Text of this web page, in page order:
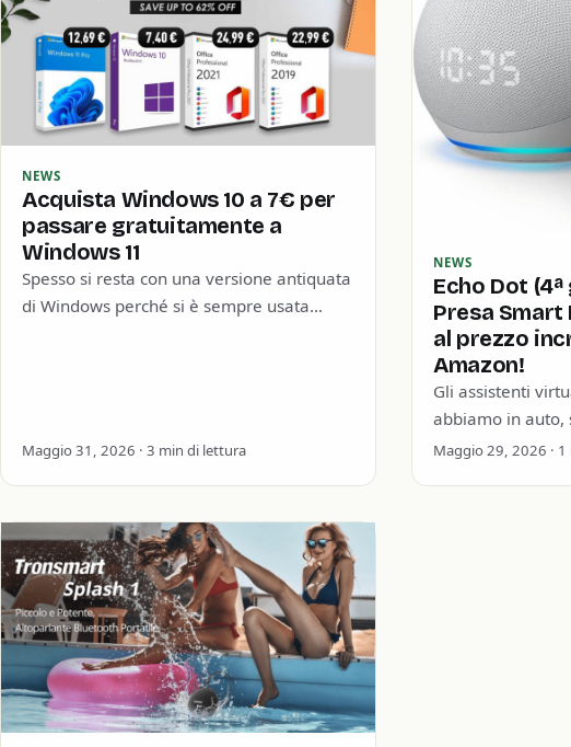
NEWS
Acquista Windows 10 a 7€ per
passare gratuitamente a
Windows 11
Spesso si resta con una versione antiquata
di Windows perché si è sempre usata
Maggio 31, 2026 · 3 min di lettura
NEWS
Echo Dot
Presa Smart
al prezzo
Amazon!
Gli assistenti
abbiamo in auto,
anche a casa.
Maggio 29, 2026 ·